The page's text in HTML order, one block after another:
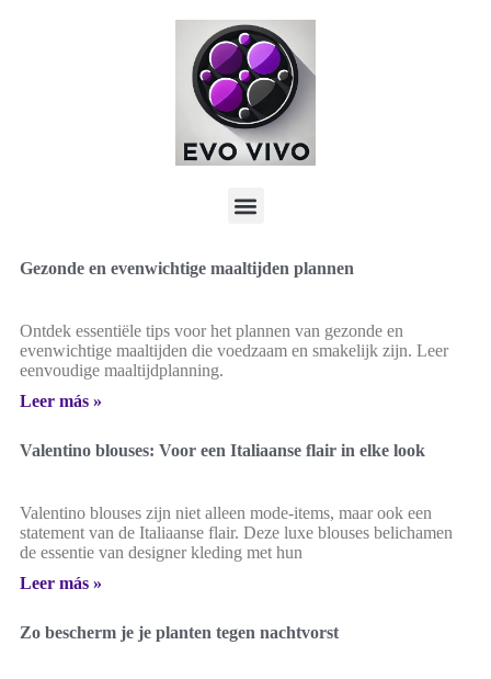
Gezonde en evenwichtige maaltijden plannen
Ontdek essentiële tips voor het plannen van gezonde en
evenwichtige maaltijden die voedzaam en smakelijk zijn. Leer
eenvoudige maaltijdplanning.
Leer más »
Valentino blouses: Voor een Italiaanse flair in elke look
Valentino blouses zijn niet alleen mode-items, maar ook een
statement van de Italiaanse flair. Deze luxe blouses belichamen
de essentie van designer kleding met hun
Leer más »
Zo bescherm je je planten tegen nachtvorst